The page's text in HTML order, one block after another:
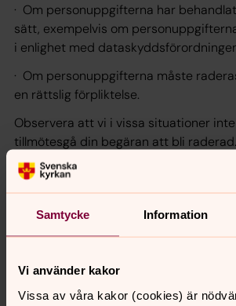
Samtycke Information
Vi använder kakor
Vissa av våra kakor (cookies) är
· Om personuppgifterna har
sätt, exempelvis om
i enlighet med
· Om personuppgifterna måste
en rättslig förpliktelse.
Observera att vi i vissa situationer
tillmötesgå din begäran att bli
begäran helt eller delvis om vår
av något av följande skäl:
· för att tillgodose andra viktiga
till yttrande- och informationsfrihet
ett led i myndighetsutövning